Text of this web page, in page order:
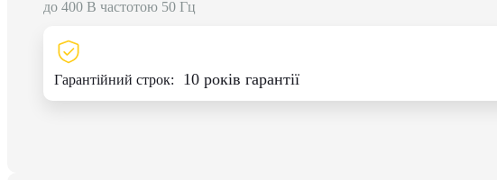
до 400 В частотою 50 Гц
Гарантійний строк: 10 років гарантії